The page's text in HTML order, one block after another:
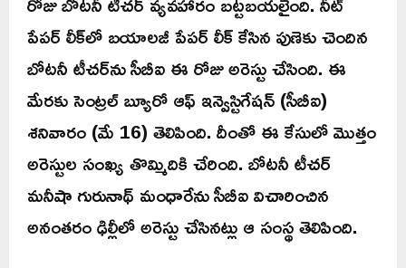
పేపర్‌ లీక్‌లో బయాలజీ పేపర్ లీక్ కేసిన పుణెకు చెందిన
బోటనీ టీచర్‌ను సీబీఐ ఈ రోజు అరెస్టు చేసింది. ఈ
మేరకు సెంట్రల్ బ్యూరో ఆఫ్ ఇన్వెస్టిగేషన్ (సీబీఐ)
శనివారం (మే 16) తెలిపింది. దీంతో ఈ కేసులో మొత్తం
అరెస్టుల సంఖ్య తొమ్మిదికి చేరింది. బోటనీ టీచర్‌
మనీషా గురునాథ్ మంధారేను సీబీఐ విచారించిన
అనంతరం ఢిల్లీలో అరెస్టు చేసినట్లు ఆ సంస్థ తెలిపింది.